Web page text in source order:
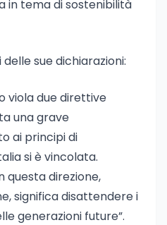
in tema di sostenibilità
sue dichiarazioni:
viola due direttive
una grave
ai principi di
si è vincolata.
questa direzione,
significa disattendere i
generazioni future”.